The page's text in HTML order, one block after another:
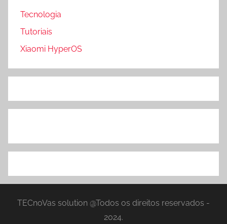
Tecnologia
Tutoriais
Xiaomi HyperOS
TECnoVas solution @Todos os direitos reservados -
2024.